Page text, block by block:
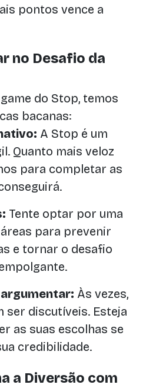
pontos vence a
no Desafio da
do Stop, temos
bacanas:
A Stop é um
Quanto mais veloz
para completar as
Tente optar por uma
para prevenir
e tornar o desafio
Às vezes,
ser discutíveis. Esteja
as suas escolhas se
credibilidade.
a Diversão com